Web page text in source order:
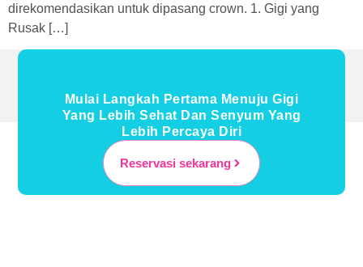
direkomendasikan untuk dipasang crown. 1. Gigi yang
Rusak […]
Mulai Langkah Pertama Menuju Gigi
Yang Lebih Sehat Dan Senyum Yang
Lebih Percaya Diri
Reservasi sekarang